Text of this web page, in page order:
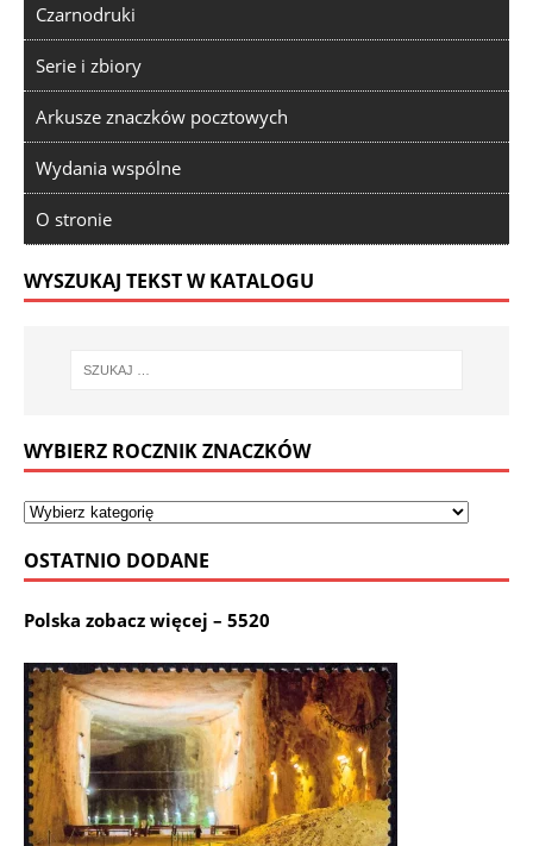
Czarnodruki
Serie i zbiory
Arkusze znaczków pocztowych
Wydania wspólne
O stronie
WYSZUKAJ TEKST W KATALOGU
WYBIERZ ROCZNIK ZNACZKÓW
OSTATNIO DODANE
Polska zobacz więcej – 5520